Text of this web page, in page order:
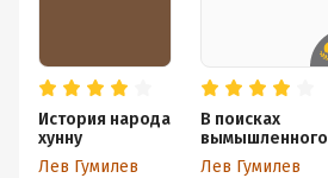
История народа
хунну
Лев Гумилев
В поисках
вымышленного
царства
Лев Гумилев